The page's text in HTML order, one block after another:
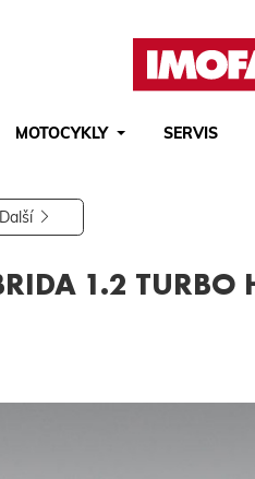
MOTOCYKLY SERVIS
Další
1.2